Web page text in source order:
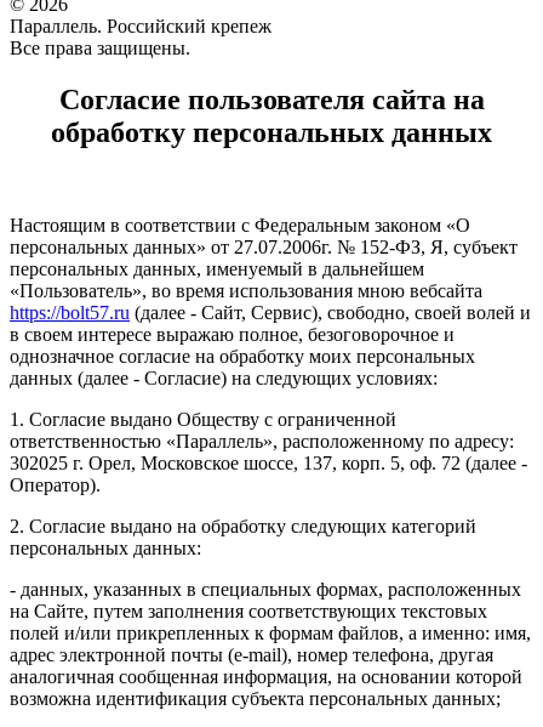
Параллель. Российский крепеж
Все права защищены.
Согласие пользователя сайта на
обработку персональных данных
Настоящим в соответствии с Федеральным законом «О
персональных данных» от 27.07.2006г. № 152-ФЗ, Я, субъект
персональных данных, именуемый в дальнейшем
«Пользователь», во время использования мною вебсайта
https://bolt57.ru (далее - Сайт, Сервис), свободно, своей волей и
в своем интересе выражаю полное, безоговорочное и
однозначное согласие на обработку моих персональных
данных (далее - Согласие) на следующих условиях:
1. Согласие выдано Обществу с ограниченной
ответственностью «Параллель», расположенному по адресу:
302025 г. Орел, Московское шоссе, 137, корп. 5, оф. 72 (далее -
Оператор).
2. Согласие выдано на обработку следующих категорий
персональных данных:
- данных, указанных в специальных формах, расположенных
на Сайте, путем заполнения соответствующих текстовых
полей и/или прикрепленных к формам файлов, а именно: имя,
адрес электронной почты (e-mail), номер телефона, другая
аналогичная сообщенная информация, на основании которой
возможна идентификация субъекта персональных данных;